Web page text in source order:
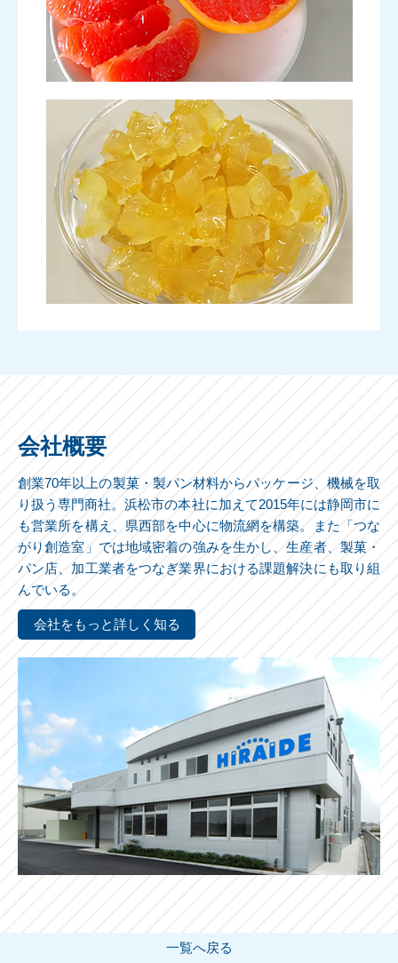
会社概要
創業70年以上の製菓・製パン材料からパッケージ、機械を取
り扱う専門商社。浜松市の本社に加えて2015年には静岡市に
も営業所を構え、県西部を中心に物流網を構築。また「つな
がり創造室」では地域密着の強みを生かし、生産者、製菓・
パン店、加工業者をつなぎ業界における課題解決にも取り組
んでいる。
会社をもっと詳しく知る
一覧へ戻る